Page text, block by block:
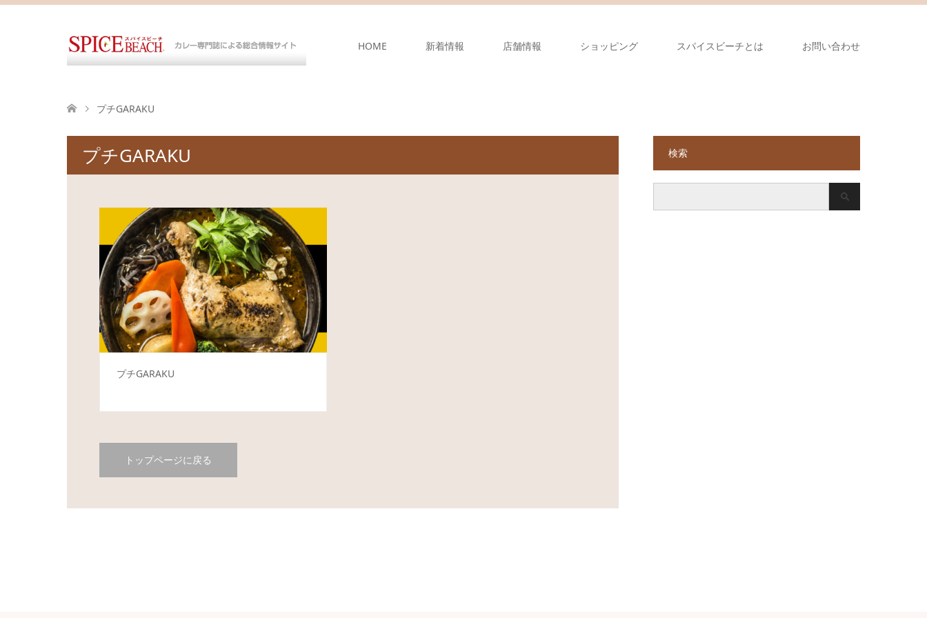
HOME 新着情報 店舗情報 ショッピング スパイスビーチとは お問い合わせ
プチGARAKU
プチGARAKU
プチGARAKU
トップページに戻る
検索